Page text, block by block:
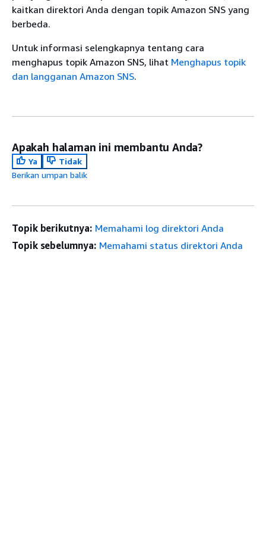
kaitkan direktori Anda dengan topik Amazon SNS yang
berbeda.
Untuk informasi selengkapnya tentang cara
menghapus topik Amazon SNS, lihat Menghapus topik
dan langganan Amazon SNS.
Apakah halaman ini membantu Anda?
Ya
Tidak
Berikan umpan balik
Topik berikutnya: Memahami log direktori Anda
Topik sebelumnya: Memahami status direktori Anda